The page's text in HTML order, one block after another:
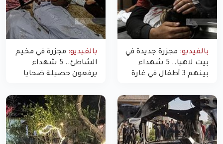
بالفيديو: مجزرة جديدة في
بيت لاهيا.. 5 شهداء
بينهم 3 أطفال في غارة
غزة
بالفيديو: مجزرة في مخيم
الشاطئ.. 5 شهداء
يرفعون حصيلة ضحايا